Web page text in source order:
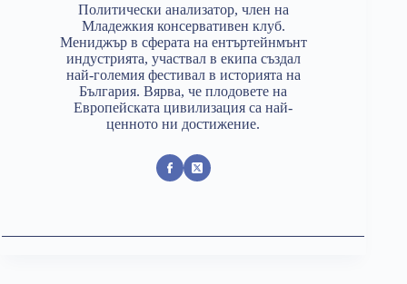
Политически анализатор, член на
Младежкия консервативен клуб.
Мениджър в сферата на ентъртейнмънт
индустрията, участвал в екипа създал
най-големия фестивал в историята на
България. Вярва, че плодовете на
Европейската цивилизация са най-
ценното ни достижение.